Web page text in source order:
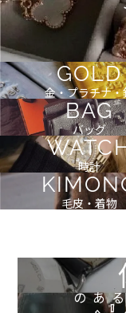
GOLD
金・プラチナ・
BAG
バッグ
時計
毛皮・着物
のあ